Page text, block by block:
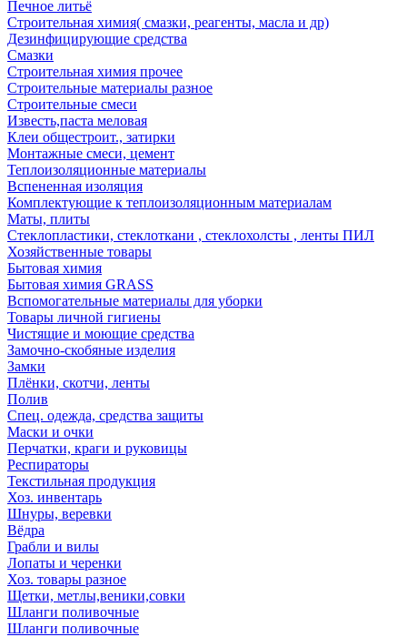
Печное литьё
Строительная химия( смазки, реагенты, масла и др)
Дезинфицирующие средства
Смазки
Строительная химия прочее
Строительные материалы разное
Строительные смеси
Известь,паста меловая
Клеи общестроит., затирки
Монтажные смеси, цемент
Теплоизоляционные материалы
Вспененная изоляция
Комплектующие к теплоизоляционным материалам
Маты, плиты
Стеклопластики, стеклоткани , стеклохолсты , ленты ПИЛ
Хозяйственные товары
Бытовая химия
Бытовая химия GRASS
Вспомогательные материалы для уборки
Товары личной гигиены
Чистящие и моющие средства
Замочно-скобяные изделия
Замки
Плёнки, скотчи, ленты
Полив
Спец. одежда, средства защиты
Маски и очки
Перчатки, краги и руковицы
Респираторы
Текстильная продукция
Хоз. инвентарь
Шнуры, веревки
Вёдра
Грабли и вилы
Лопаты и черенки
Хоз. товары разное
Щетки, метлы,веники,совки
Шланги поливочные
Шланги поливочные